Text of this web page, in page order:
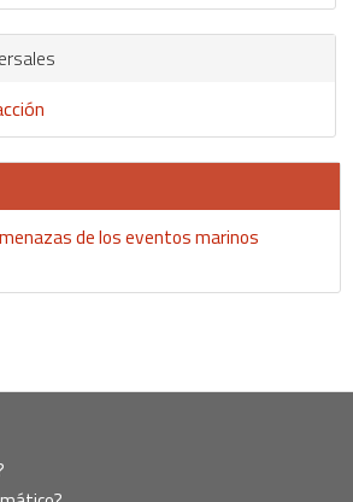
de los eventos marinos